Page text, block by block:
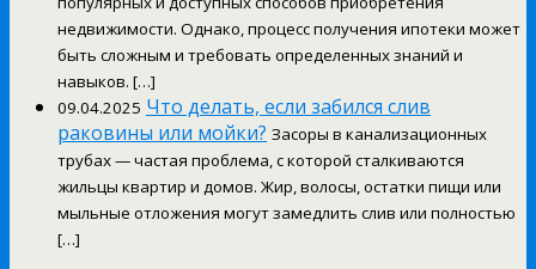
недвижимости. Однако, процесс получения ипотеки может
быть сложным и требовать определенных знаний и
навыков. […]
09.04.2025 Что делать, если забился слив
раковины или мойки? Засоры в канализационных
трубах — частая проблема, с которой сталкиваются
жильцы квартир и домов. Жир, волосы, остатки пищи или
мыльные отложения могут замедлить слив или полностью
[…]